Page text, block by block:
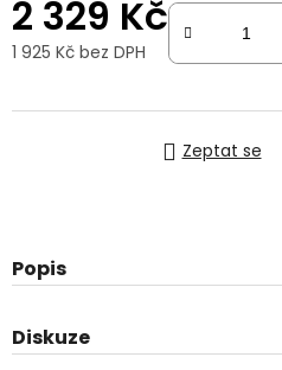
2 329 Kč
1 925 Kč bez DPH
Zeptat se
Popis
Diskuze